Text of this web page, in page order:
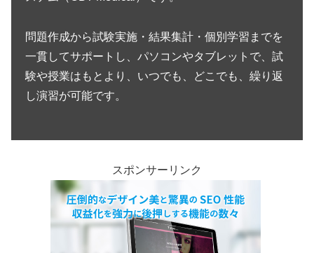
問題作成から試験実施・結果集計・個別学習までを
一貫してサポートし、パソコンやタブレットで、試
験や授業はもとより、いつでも、どこでも、繰り返
し演習が可能です。
スポンサーリンク